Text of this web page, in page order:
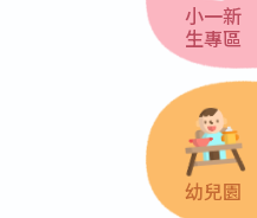
小一新
生專區
幼兒園